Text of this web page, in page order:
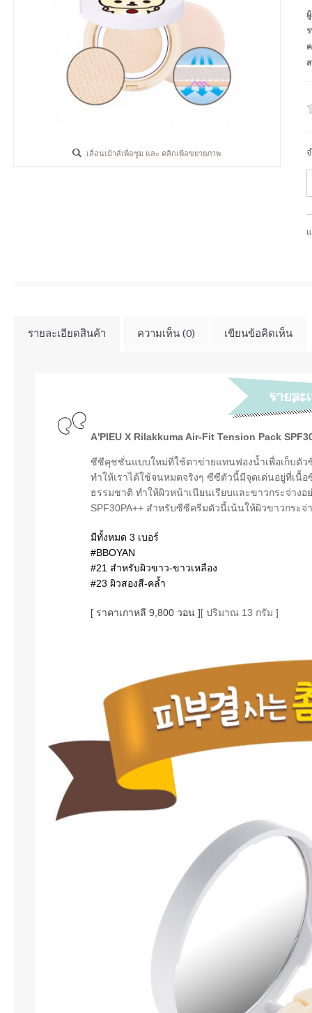
เลื่อนเม้าส์เพื่อซูม และ คลิกเพื่อขยายภาพ
รายละเอียดสินค้า ความเห็น (0) เขียนข้อคิดเห็น
A'PIEU X Rilakkuma Air-Fit Tension Pack
ซีซีคุชชั่นแบบใหม่ที่ใช้ตาข่ายแทนฟองน้ำเพื่อเก็บตั
ทำให้เราได้ใช้จนหมดจริงๆ ซีซีตัวนี้มีจุดเด่นอยู่ที่เนื้
ธรรมชาติ ทำให้ผิวหน้าเนียนเรียบและขาวกระจ่าง
SPF30PA++ สำหรับซีซีครีมตัวนี้เน้นให้ผิวขาวกระจ่
มีทั้งหมด 3 เบอร์
#BBOYAN
#21 สำหรับผิวขาว-ขาวเหลือง
#23 ผิวสองสี-คล้ำ
[ ราคาเกาหลี 9,800 วอน ][ ปริมาณ 13 กรัม ]